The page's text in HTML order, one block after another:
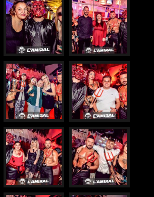
PHOTOS
SHOP
DJ'S
CARTE DE MEMBRE
VIP
JOB